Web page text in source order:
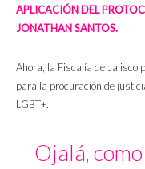
APLICACIÓN DEL
JONATHAN SANTOS.
Ahora, la Fiscalía de Jalisco
para la procuración de
LGBT+.
Ojalá,